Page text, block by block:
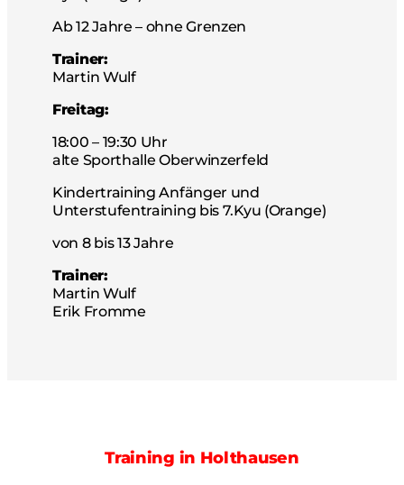
Ab 12 Jahre – ohne Grenzen
Trainer:
Martin Wulf
Freitag:
18:00 – 19:30 Uhr
alte Sporthalle Oberwinzerfeld
Kindertraining Anfänger und
Unterstufentraining bis 7.Kyu (Orange)
von 8 bis 13 Jahre
Trainer:
Martin Wulf
Erik Fromme
Training in Holthausen